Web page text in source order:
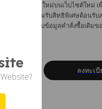
ลงทะเบียนบัญชีใหม่บนเว็บไซต์ใหม่
างต่อเนื่อง พร้อมรับสิทธิพิเศษต้อนรั
องการตรวจสอบข้อมูลคำสั่งซื้อเดิม